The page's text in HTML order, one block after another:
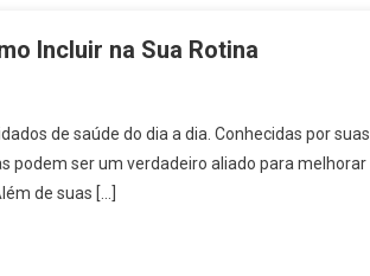
Incluir na Sua Rotina
de saúde do dia a dia. Conhecidas por suas
podem ser um verdadeiro aliado para melhorar
de suas […]